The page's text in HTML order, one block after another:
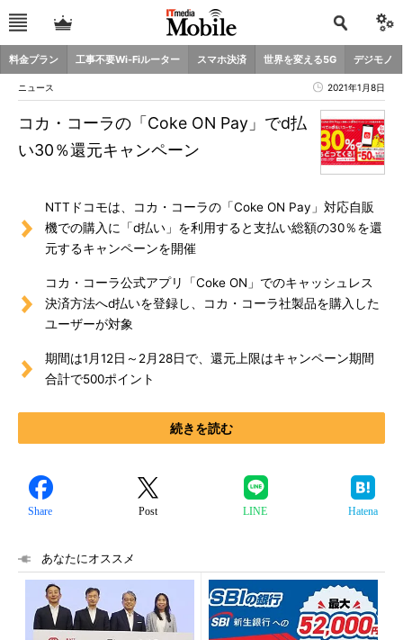
料金プラン 工事不要Wi-Fiルーター スマホ決済 世界を変える5G デジモノ
ニュース 2021年1月8日
コカ・コーラの「Coke ON Pay」でd払
い30％還元キャンペーン
NTTドコモは、コカ・コーラの「Coke ON Pay」対応自販
機での購入に「d払い」を利用すると支払い総額の30％を還
元するキャンペーンを開催
コカ・コーラ公式アプリ「Coke ON」でのキャッシュレス
決済方法へd払いを登録し、コカ・コーラ社製品を購入した
ユーザーが対象
期間は1月12日～2月28日で、還元上限はキャンペーン期間
合計で500ポイント
続きを読む
Share Post LINE Hatena
あなたにオススメ